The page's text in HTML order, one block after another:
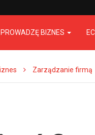
PROWADZĘ BIZNES
Zarządzanie firmą